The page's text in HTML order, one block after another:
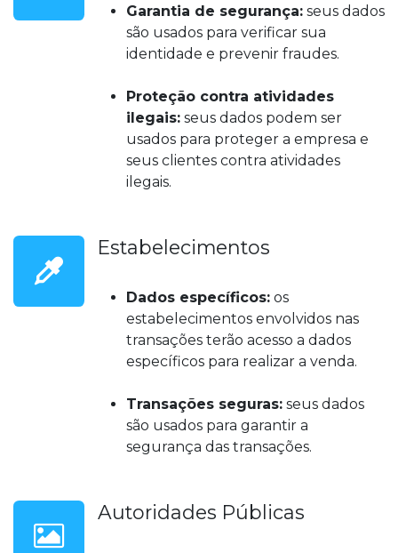
Garantia de segurança: seus dados
são usados para verificar sua
identidade e prevenir fraudes.
Proteção contra atividades
ilegais: seus dados podem ser
usados para proteger a empresa e
seus clientes contra atividades
ilegais.
Estabelecimentos
Dados específicos: os
estabelecimentos envolvidos nas
transações terão acesso a dados
específicos para realizar a venda.
Transações seguras: seus dados
são usados para garantir a
segurança das transações.
Autoridades Públicas